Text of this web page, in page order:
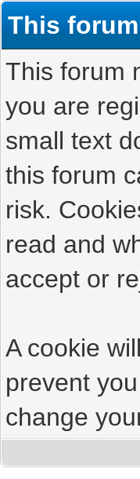
This
This forum
you are
small text
this forum
risk.
read and
accept or
A cookie
prevent
change